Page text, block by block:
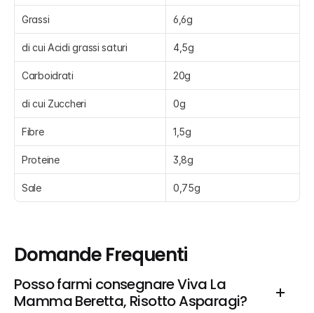
Grassi 6,6g
di cui Acidi grassi saturi 4,5g
Carboidrati 20g
di cui Zuccheri 0g
Fibre 1,5g
Proteine 3,8g
Sale 0,75g
Domande Frequenti
Posso farmi consegnare Viva La
Mamma Beretta, Risotto Asparagi?